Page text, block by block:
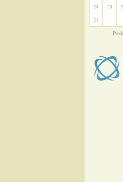
24
25
31